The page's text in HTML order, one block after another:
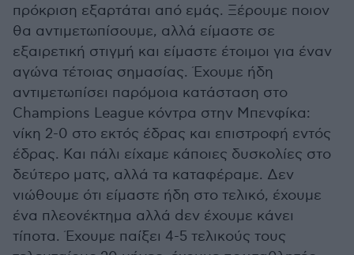
πρόκριση εξαρτάται από εμάς. Ξέρουμε ποιον
θα αντιμετωπίσουμε, αλλά είμαστε σε
εξαιρετική στιγμή και είμαστε έτοιμοι για έναν
αγώνα τέτοιας σημασίας. Έχουμε ήδη
αντιμετωπίσει παρόμοια κατάσταση στο
Champions League κόντρα στην Μπενφίκα:
νίκη 2-0 στο εκτός έδρας και επιστροφή εντός
έδρας. Και πάλι είχαμε κάποιες δυσκολίες στο
δεύτερο ματς, αλλά τα καταφέραμε. Δεν
νιώθουμε ότι είμαστε ήδη στο τελικό, έχουμε
ένα πλεονέκτημα αλλά dεν έχουμε κάνει
τίποτα. Έχουμε παίξει 4-5 τελικούς τους